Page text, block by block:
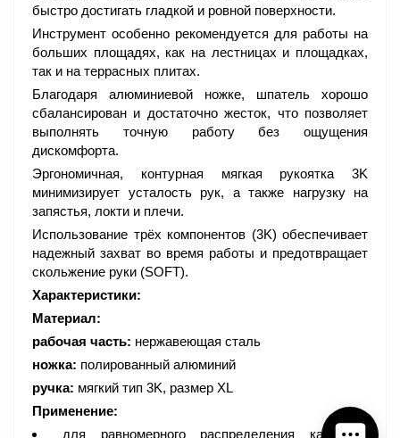
быстро достигать гладкой и ровной поверхности.
Инструмент особенно рекомендуется для работы на
больших площадях, как на лестницах и площадках,
так и на террасных плитах.
Благодаря алюминиевой ножке, шпатель хорошо
сбалансирован и достаточно жесток, что позволяет
выполнять точную работу без ощущения
дискомфорта.
Эргономичная, контурная мягкая рукоятка 3K
минимизирует усталость рук, а также нагрузку на
запястья, локти и плечи.
Использование трёх компонентов (3K) обеспечивает
надежный захват во время работы и предотвращает
скольжение руки (SOFT).
Характеристики:
Материал:
рабочая часть: нержавеющая сталь
ножка: полированный алюминий
ручка: мягкий тип 3K, размер XL
Применение:
для равномерного распределения каменной